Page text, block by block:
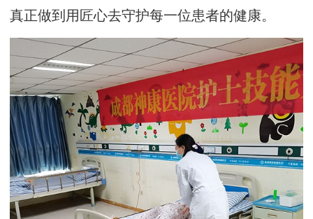
真正做到用匠心去守护每一位患者的健康。